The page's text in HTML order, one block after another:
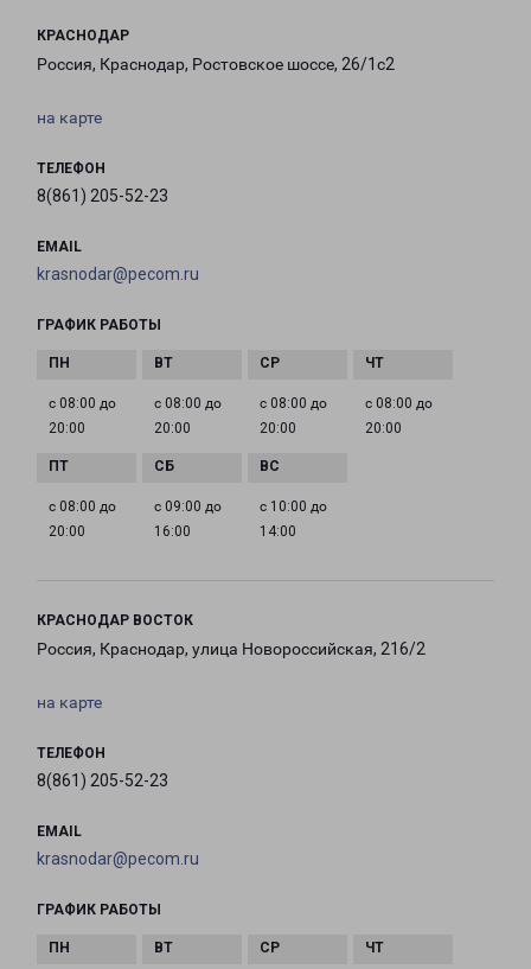
КРАСНОДАР
Россия, Краснодар, Ростовское шоссе, 26/1с2
на карте
ТЕЛЕФОН
8(861) 205-52-23
EMAIL
krasnodar@pecom.ru
ГРАФИК РАБОТЫ
с 08:00 до
20:00
с 08:00 до
20:00
с 08:00 до
20:00
с 08:00 до
20:00
с 08:00 до
20:00
с 09:00 до
16:00
с 10:00 до
14:00
КРАСНОДАР ВОСТОК
Россия, Краснодар, улица Новороссийская, 216/2
на карте
ТЕЛЕФОН
8(861) 205-52-23
EMAIL
krasnodar@pecom.ru
ГРАФИК РАБОТЫ